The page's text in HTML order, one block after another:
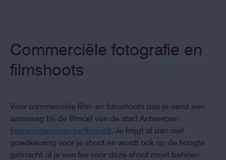
Commerciële fotografie en
filmshoots
Voor commerciële film- en fotoshoots doe je eerst een
aanvraag bij de filmcel van de stad Antwerpen
(www.antwerpen.be/filmcel). Je krijgt al dan niet
goedkeuring voor je shoot en wordt ook op de hoogte
gebracht of je een fee voor deze shoot moet betalen.